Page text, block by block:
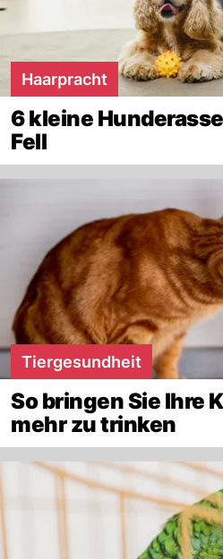
Haarpracht
6 kleine
Fell
Tiergesundheit
So bringen Sie Ihre
mehr zu trinken